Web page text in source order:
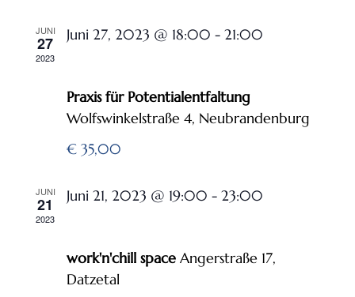
JUNI
27
2023
Juni 27, 2023 @ 18:00 - 21:00
Praxis für Potentialentfaltung
Wolfswinkelstraße 4, Neubrandenburg
€ 35,00
JUNI
21
2023
Juni 21, 2023 @ 19:00 - 23:00
work'n'chill space Angerstraße 17,
Datzetal